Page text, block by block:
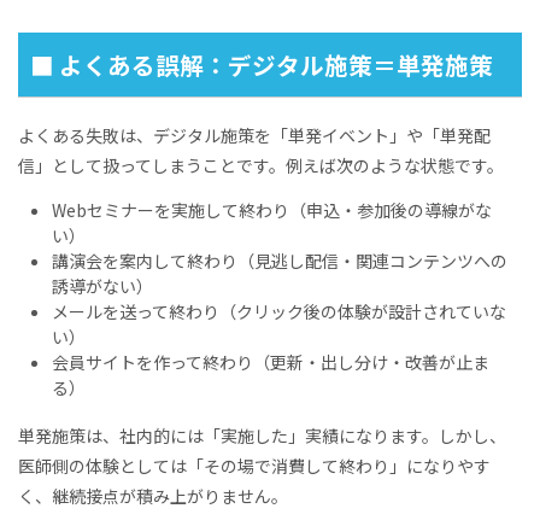
■ よくある誤解：デジタル施策＝単発施策
よくある失敗は、デジタル施策を「単発イベント」や「単発配
信」として扱ってしまうことです。例えば次のような状態です。
Webセミナーを実施して終わり（申込・参加後の導線がな
い）
講演会を案内して終わり（見逃し配信・関連コンテンツへの
誘導がない）
メールを送って終わり（クリック後の体験が設計されていな
い）
会員サイトを作って終わり（更新・出し分け・改善が止ま
る）
単発施策は、社内的には「実施した」実績になります。しかし、
医師側の体験としては「その場で消費して終わり」になりやす
く、継続接点が積み上がりません。